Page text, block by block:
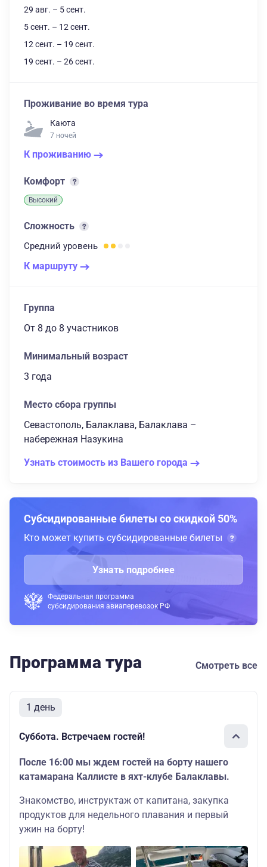
29 авг. – 5 сент.
5 сент. – 12 сент.
12 сент. – 19 сент.
19 сент. – 26 сент.
Проживание во время тура
Каюта
7 ночей
К проживанию
Комфорт
Высокий
Сложность
Средний уровень
К маршруту
Группа
От 8 до 8 участников
Минимальный возраст
3 года
Место сбора группы
Севастополь, Балаклава, Балаклава –
набережная Назукина
Узнать стоимость из Вашего города
Субсидированные билеты со скидкой 50%
Кто может купить субсидированные билеты
Узнать подробнее
Федеральная программа
субсидирования авиаперевозок РФ
Программа тура Смотреть все
1 день
Суббота. Встречаем гостей!
После 16:00 мы ждем гостей на борту нашего
катамарана Каллисте в яхт-клубе Балаклавы.
Знакомство, инструктаж от капитана, закупка
продуктов для недельного плавания и первый
ужин на борту!